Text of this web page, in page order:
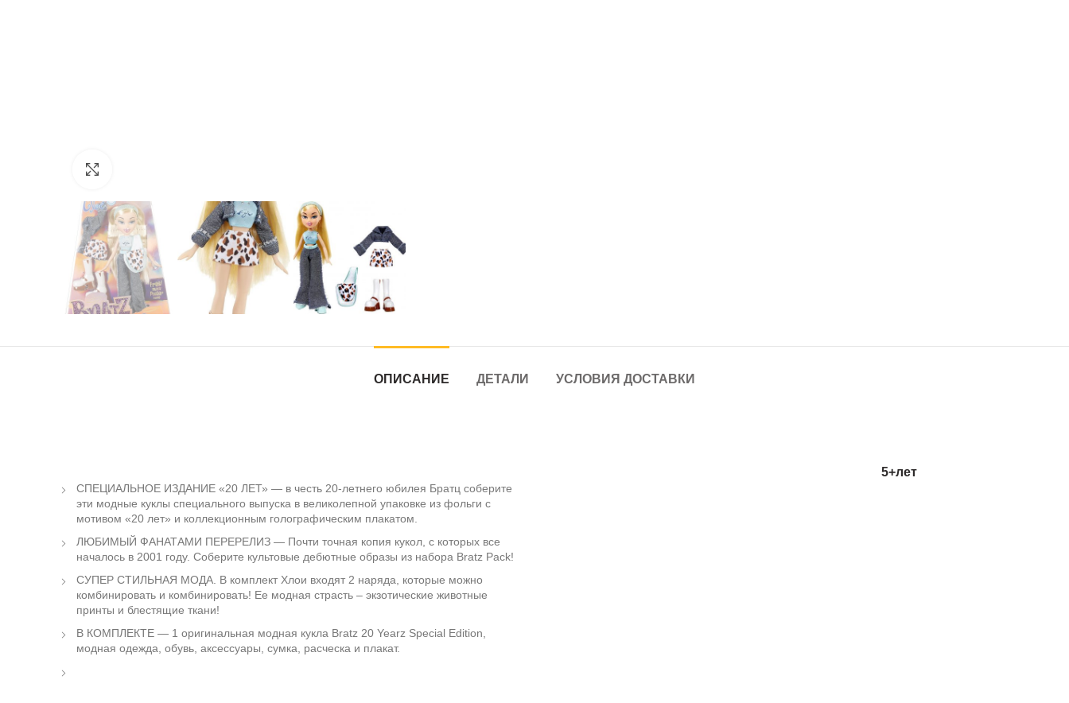
ОПИСАНИЕ ДЕТАЛИ УСЛОВИЯ ДОСТАВКИ
СПЕЦИАЛЬНОЕ ИЗДАНИЕ «20 ЛЕТ» — в честь 20-летнего юбилея Братц соберите
эти модные куклы специального выпуска в великолепной упаковке из фольги с
мотивом «20 лет» и коллекционным голографическим плакатом.
ЛЮБИМЫЙ ФАНАТАМИ ПЕРЕРЕЛИЗ — Почти точная копия кукол, с которых все
началось в 2001 году. Соберите культовые дебютные образы из набора Bratz Pack!
СУПЕР СТИЛЬНАЯ МОДА. В комплект Хлои входят 2 наряда, которые можно
комбинировать и комбинировать! Ее модная страсть – экзотические животные
принты и блестящие ткани!
В КОМПЛЕКТЕ — 1 оригинальная модная кукла Bratz 20 Yearz Special Edition,
модная одежда, обувь, аксессуары, сумка, расческа и плакат.
5+лет